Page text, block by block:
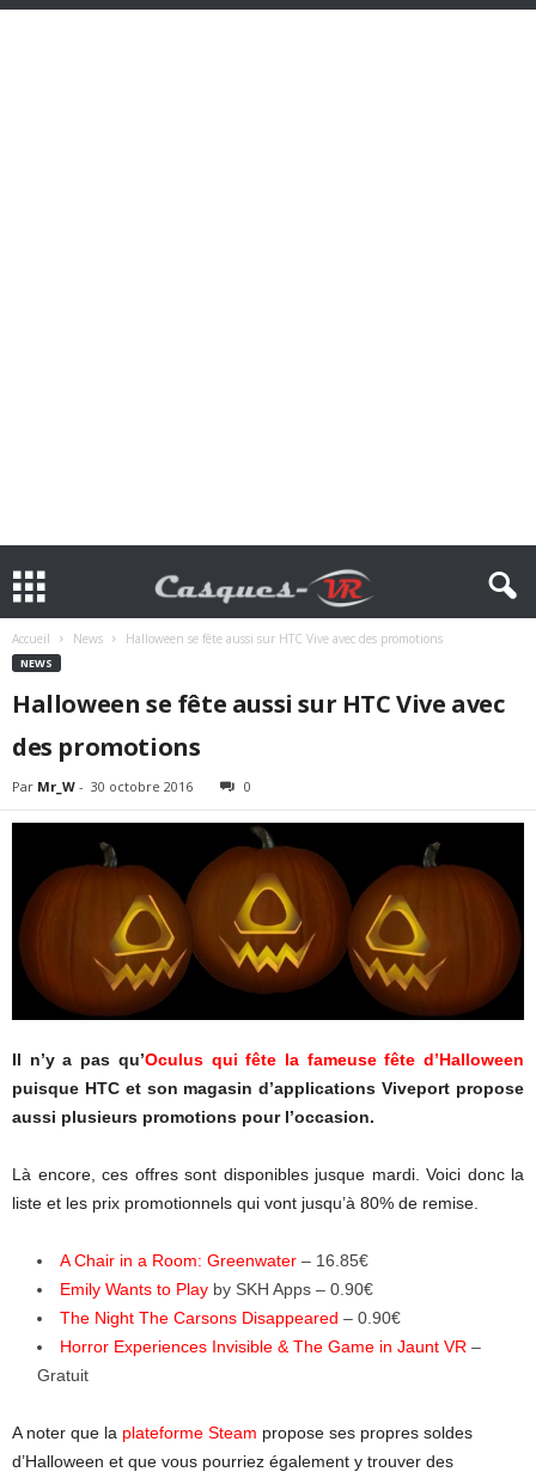
Accueil News Halloween se fête aussi sur HTC Vive avec des promotions
NEWS
Halloween se fête aussi sur HTC Vive avec
des promotions
Par Mr_W - 30 octobre 2016 0
Il n’y a pas qu’Oculus qui fête la fameuse fête d’Halloween
puisque HTC et son magasin d’applications Viveport propose
aussi plusieurs promotions pour l’occasion.
Là encore, ces offres sont disponibles jusque mardi. Voici donc la
liste et les prix promotionnels qui vont jusqu’à 80% de remise.
A Chair in a Room: Greenwater – 16.85€
Emily Wants to Play by SKH Apps – 0.90€
The Night The Carsons Disappeared – 0.90€
Horror Experiences Invisible & The Game in Jaunt VR –
Gratuit
A noter que la plateforme Steam propose ses propres soldes
d’Halloween et que vous pourriez également y trouver des